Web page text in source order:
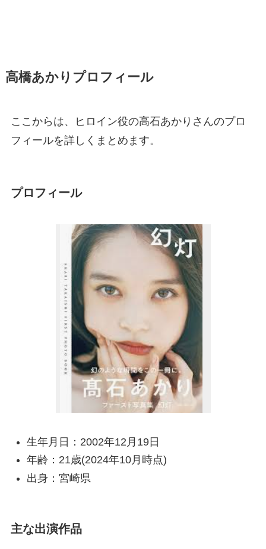
高橋あかりプロフィール
ここからは、ヒロイン役の高石あかりさんのプロ
フィールを詳しくまとめます。
プロフィール
生年月日：2002年12月19日
年齢：21歳(2024年10月時点)
出身：宮崎県
主な出演作品